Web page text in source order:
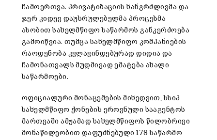
ჩამოერთვა. პრივატიზაციის ხანგრძლივმა და
ჯერ კიდევ დაუსრულებელმა პროცესმა
ასობით სახელმწიფო საწარმოს განკერძოება
გამოიწვია. თუმცა სახელმწიფო კომპანიების
რაოდენობა კვლავინდებურად დიდია და
ჩამონათვალს მუდმივად ემატება ახალი
საწარმოები.
ოფიციალური მონაცემების მიხედვით, სსიპ
სახელმწიფო ქონების ეროვნული სააგენტოს
მართვაში ამჟამად სახელმწიფოს წილობრივი
მონაწილეობით დაფუძნებული 178 საწარმო